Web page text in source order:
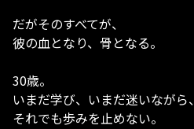
だがそのすべてが、
彼の血となり、骨となる。
30歳。
いまだ学び、いまだ迷いながら、
それでも歩みを止めない。